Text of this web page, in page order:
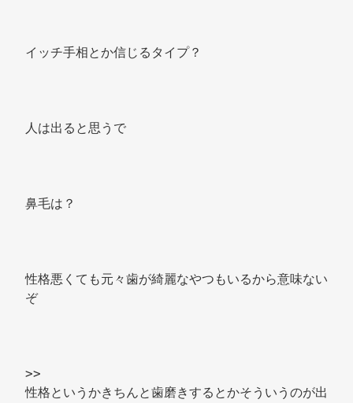
イッチ手相とか信じるタイプ？
人は出ると思うで
鼻毛は？
性格悪くても元々歯が綺麗なやつもいるから意味ない
ぞ
>>
性格というかきちんと歯磨きするとかそういうのが出